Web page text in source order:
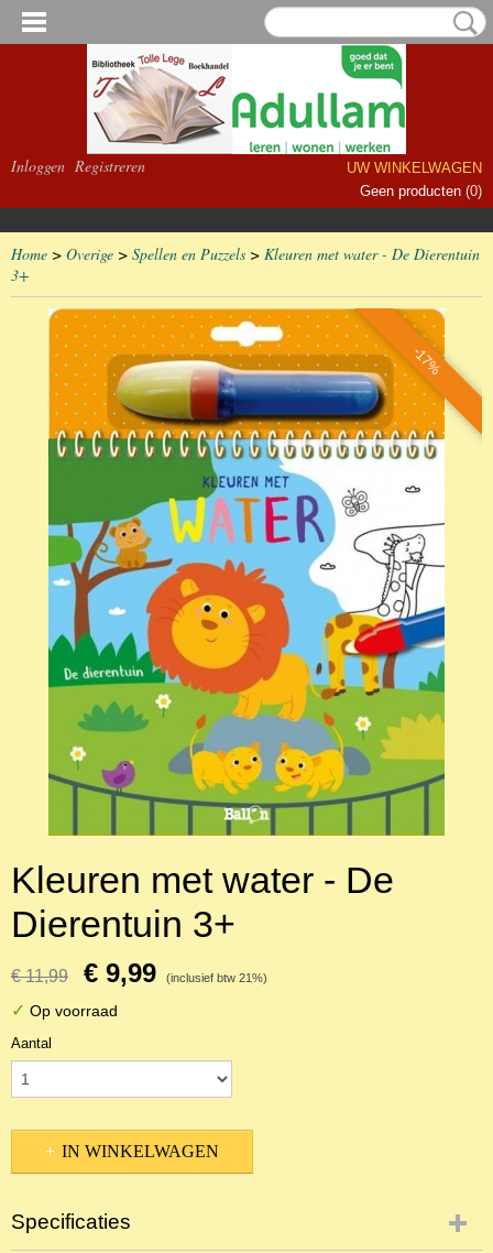
Inloggen Registreren
UW WINKELWAGEN
Geen producten (0)
Home > Overige > Spellen en Puzzels > Kleuren met water - De Dierentuin
3+
-17%
Kleuren met water - De
Dierentuin 3+
€ 11,99 € 9,99 (inclusief btw 21%)
✓ Op voorraad
Aantal
IN WINKELWAGEN
Specificaties